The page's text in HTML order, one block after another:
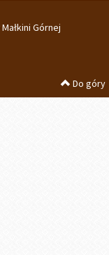
Górnej
Do góry